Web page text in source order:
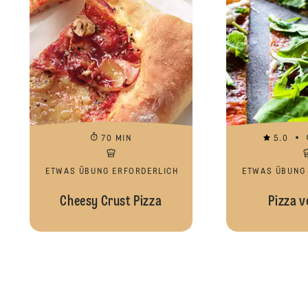
70 MIN
ETWAS ÜBUNG ERFORDERLICH
Cheesy Crust Pizza
5.0
ETWAS
Pizza